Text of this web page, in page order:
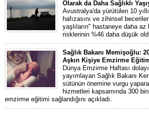
Olarak da Daha Sağlıklı
Avustralya'da yürütülen 10
hafızasını ve zihinsel
yaşlıların" hastaneye daha
risklerinin %46 daha düşük
Sağlık Bakanı Memişoğlu:
Aşkın Kişiye Emzirme
Dünya Emzirme Haftası
yayımlayan Sağlık Bakanı
sütünün önemine vurgu
hizmetleri kapsamında 300
emzirme eğitimi sağlandığını açıkladı.